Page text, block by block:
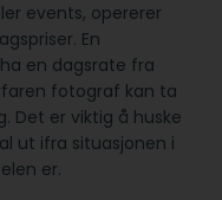
events, opererer
En
en dagsrate fra
fotograf kan ta
Det er viktig å huske
ut ifra situasjonen i
er.